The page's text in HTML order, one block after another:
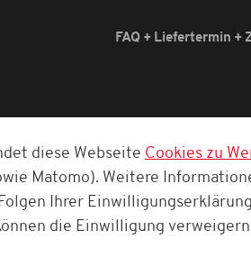
FAQ + Liefertermin +
diese Webseite Cookies zu
Matomo). Weitere
Ihrer
die Einwilligung